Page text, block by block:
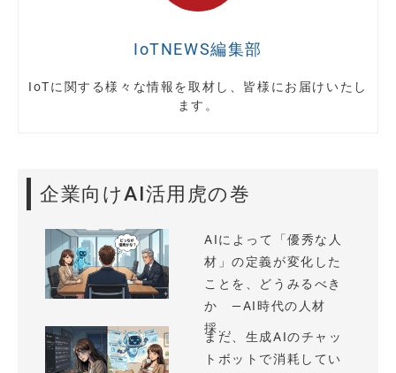
IoTNEWS編集部
IoTに関する様々な情報を取材し、皆様にお届けいたし
ます。
企業向けAI活用虎の巻
AIによって「優秀な人
材」の定義が変化した
ことを、どうみるべき
か —AI時代の人材
採...
まだ、生成AIのチャッ
トボットで消耗してい